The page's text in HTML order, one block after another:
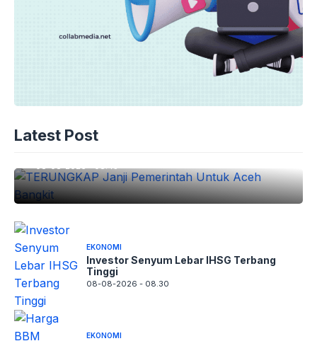
Latest Post
TERUNGKAP Janji Pemerintah Untuk
Aceh Bangkit
08-08-2026 - 08.45
EKONOMI
Investor Senyum Lebar IHSG Terbang
Tinggi
08-08-2026 - 08.30
EKONOMI